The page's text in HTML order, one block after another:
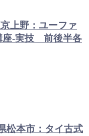
上野：ユーファ
座-実技 前後半各
松本市：タイ古式